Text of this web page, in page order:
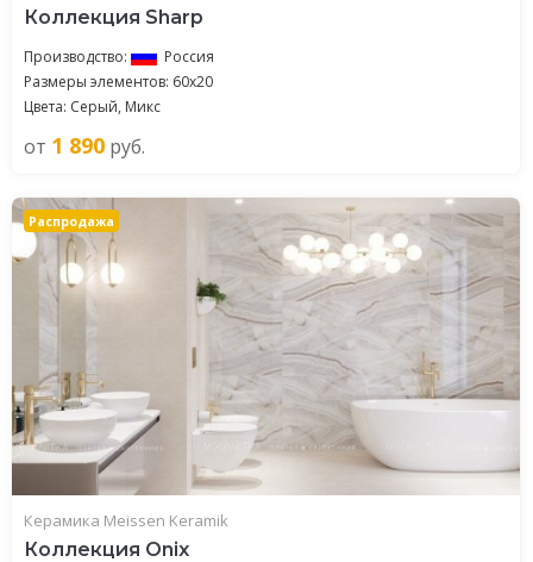
Коллекция Sharp
Производство:
Россия
Размеры элементов: 60x20
Цвета: Серый, Микс
от 1 890 руб.
Распродажа
Керамика Meissen Keramik
Коллекция Onix